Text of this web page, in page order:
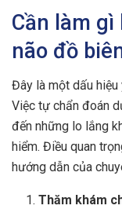
Cần làm
não đồ
Đây là một dấu hiệu
Việc tự chẩn đoán
đến những lo lắng
hiểm. Điều quan
hướng dẫn của
Thăm khám